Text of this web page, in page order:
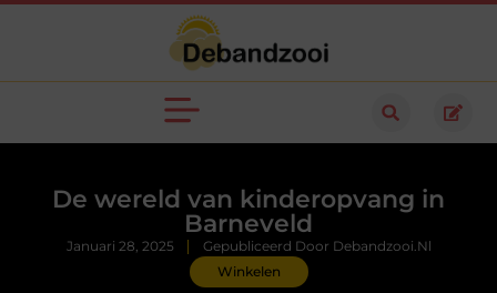
De wereld van kinderopvang in
Barneveld
Winkelen
Januari 28, 2025 Gepubliceerd Door Debandzooi.nl